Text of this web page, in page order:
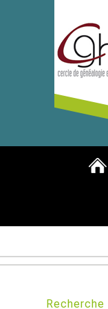
Recherche